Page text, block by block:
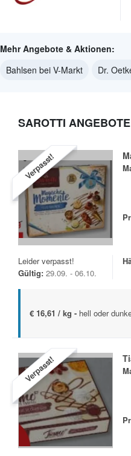
Mehr Angebote & Aktionen:
Bahlsen bei V-Markt
Dr.
SAROTTI
Verpasst!
Leider verpasst!
Gültig: 29.09. - 06.10.
€ 16,61 / kg - hell oder
Verpasst!